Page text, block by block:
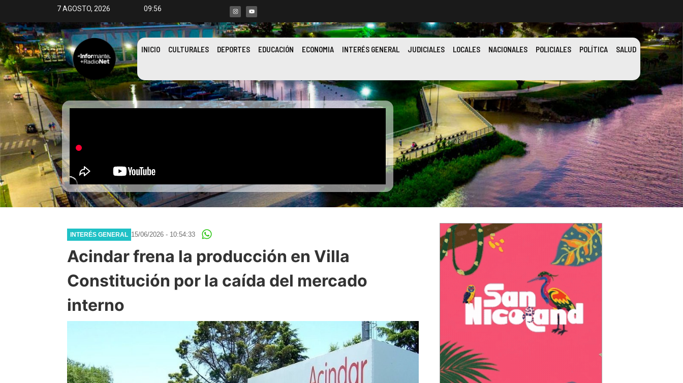
7 AGOSTO, 2026 09:56
INICIO CULTURALES DEPORTES EDUCACIÓN ECONOMIA INTERÉS GENERAL JUDICIALES LOCALES NACIONALES POLICIALES POLÍTICA SALUD
INTERÉS GENERAL 15/06/2026 - 10:54:33
Acindar frena la producción en Villa
Constitución por la caída del mercado
interno